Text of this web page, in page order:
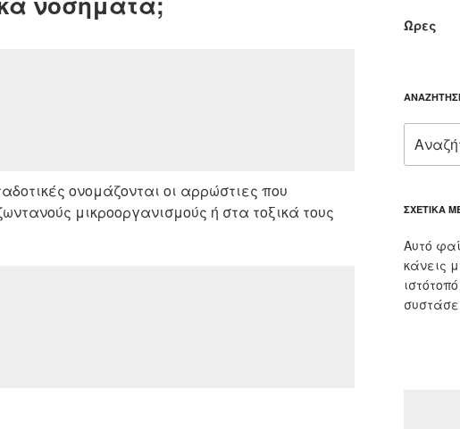
ονομάζονται οι αρρώστιες που
μικροοργανισμούς ή στα τοξικά τους
Ώρες
για:
ΣΧΕΤΙΚΆ
Αυτό
κάνεις